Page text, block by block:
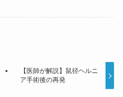
【医師が解説】鼠径ヘルニ
ア手術後の再発